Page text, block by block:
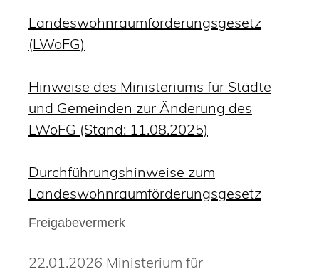
Landeswohnraumförderungsgesetz
(LWoFG)
Hinweise des Ministeriums für Städte
und Gemeinden zur Änderung des
LWoFG (Stand: 11.08.2025)
Durchführungshinweise zum
Landeswohnraumförderungsgesetz
Freigabevermerk
22.01.2026 Ministerium für